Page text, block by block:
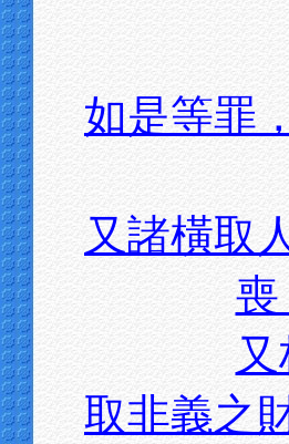
如是等罪
又諸橫取
取非義之